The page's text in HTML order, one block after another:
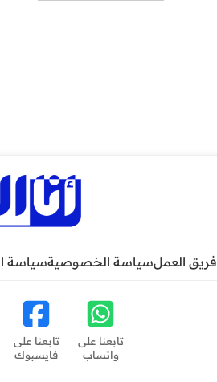
فريق العملسياسة الخصوصيةسياسة
تابعنا على
واتساب
تابعنا على
فايسبوك